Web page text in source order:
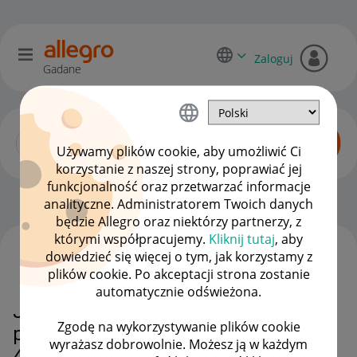
Używamy plików cookie, aby umożliwić Ci
korzystanie z naszej strony, poprawiać jej
funkcjonalność oraz przetwarzać informacje
analityczne. Administratorem Twoich danych
będzie Allegro oraz niektórzy partnerzy, z
którymi współpracujemy. Kliknij tutaj, aby
dowiedzieć się więcej o tym, jak korzystamy z
plików cookie. Po akceptacji strona zostanie
automatycznie odświeżona.
Zgodę na wykorzystywanie plików cookie
wyrażasz dobrowolnie. Możesz ją w każdym
Gadane
Zaloguj
Zaawansowani sprzedawcy OPCJE
Jak wchodze na swoje aukcje to
po 2 sekundach wyskakuje błąd
WSZYSTKIE TEMATY